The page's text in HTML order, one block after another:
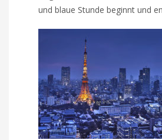
und blaue Stunde beginnt und